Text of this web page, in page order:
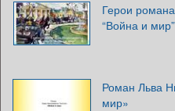
Герои
“Война и мир”
Роман Льва
мир»